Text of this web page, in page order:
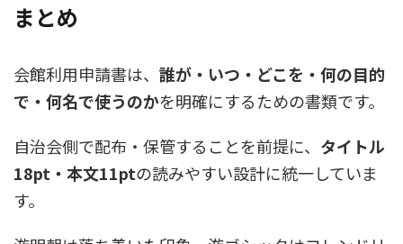
まとめ
会館利用申請書は、 誰が・いつ・どこを・何の目的
で・何名で使うのかを明確にするための書類です。
自治会側で配布・保管することを前提に、 タイトル
18pt・本文11ptの読みやすい設計に統一していま
す。